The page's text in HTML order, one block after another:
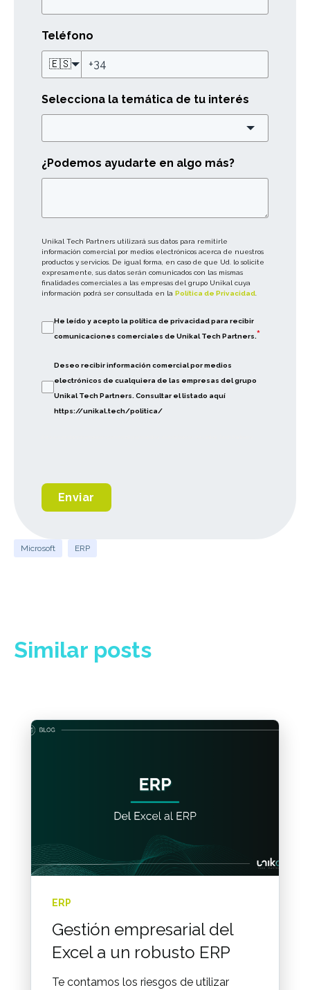
Teléfono
🇪🇸
Selecciona la temática de tu interés
¿Podemos ayudarte en algo más?
Unikal Tech Partners utilizará sus datos para remitirle
información comercial por medios electrónicos acerca de nuestros
productos y servicios. De igual forma, en caso de que Ud. lo solicite
expresamente, sus datos serán comunicados con las mismas
finalidades comerciales a las empresas del grupo Unikal cuya
información podrá ser consultada en la Política de Privacidad
He leído y acepto la política de privacidad para recibir
comunicaciones comerciales de Unikal Tech Partners. *
Deseo recibir información comercial por medios
electrónicos de cualquiera de las empresas del grupo
Unikal Tech Partners. Consultar el listado aquí
https://unikal.tech/politica/
Enviar
Microsoft ERP
Similar posts
ERP
Gestión empresarial del
Excel a un robusto ERP
Te contamos los riesgos de utilizar